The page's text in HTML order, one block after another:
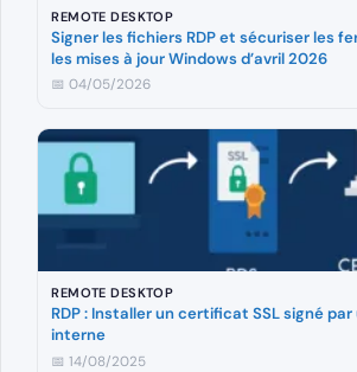
REMOTE DESKTOP
Signer les fichiers RDP et sécuriser les
les mises à jour Windows d’avril 2026
📅 04/05/2026
REMOTE DESKTOP
RDP : Installer un certificat SSL signé
interne
📅 14/08/2025